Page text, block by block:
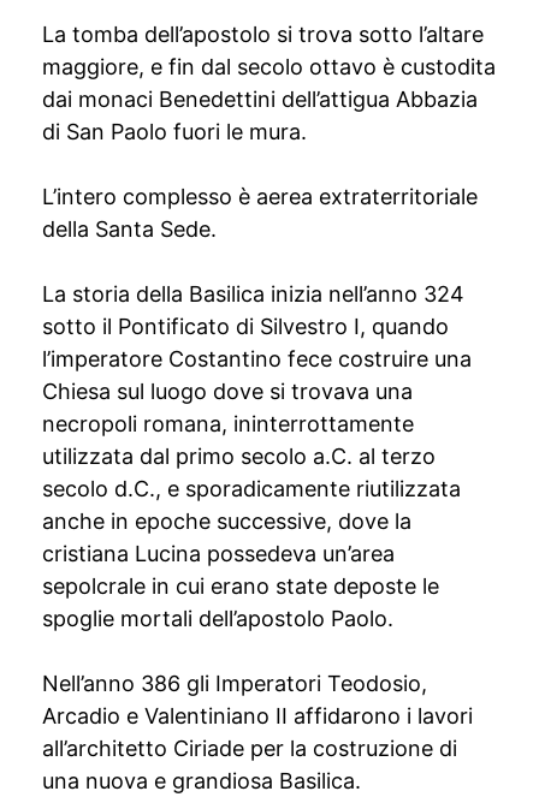
La tomba dell’apostolo si trova sotto l’altare
maggiore, e fin dal secolo ottavo è custodita
dai monaci Benedettini dell’attigua Abbazia
di San Paolo fuori le mura.
L’intero complesso è aerea extraterritoriale
della Santa Sede.
La storia della Basilica inizia nell’anno 324
sotto il Pontificato di Silvestro I, quando
l’imperatore Costantino fece costruire una
Chiesa sul luogo dove si trovava una
necropoli romana, ininterrottamente
utilizzata dal primo secolo a.C. al terzo
secolo d.C., e sporadicamente riutilizzata
anche in epoche successive, dove la
cristiana Lucina possedeva un’area
sepolcrale in cui erano state deposte le
spoglie mortali dell’apostolo Paolo.
Nell’anno 386 gli Imperatori Teodosio,
Arcadio e Valentiniano II affidarono i lavori
all’architetto Ciriade per la costruzione di
una nuova e grandiosa Basilica.